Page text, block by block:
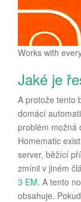
Works with
Jaké je
A protože tento
domácí
problém možná
Homematic
server, běžící
zmínil v jiném
3 EM. A tento
obsahuje.